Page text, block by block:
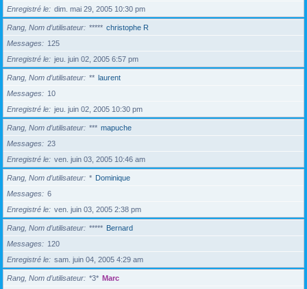
Enregistré le
dim. mai 29, 2005 10:30 pm
Rang, Nom d’utilisateur ***** christophe R
Messages
125
Enregistré le
jeu. juin 02, 2005 6:57 pm
Rang, Nom d’utilisateur ** laurent
Messages
10
Enregistré le
jeu. juin 02, 2005 10:30 pm
Rang, Nom d’utilisateur *** mapuche
Messages
23
Enregistré le
ven. juin 03, 2005 10:46 am
Rang, Nom d’utilisateur * Dominique
Messages
6
Enregistré le
ven. juin 03, 2005 2:38 pm
Rang, Nom d’utilisateur ***** Bernard
Messages
120
Enregistré le
sam. juin 04, 2005 4:29 am
Rang, Nom d’utilisateur *3* Marc